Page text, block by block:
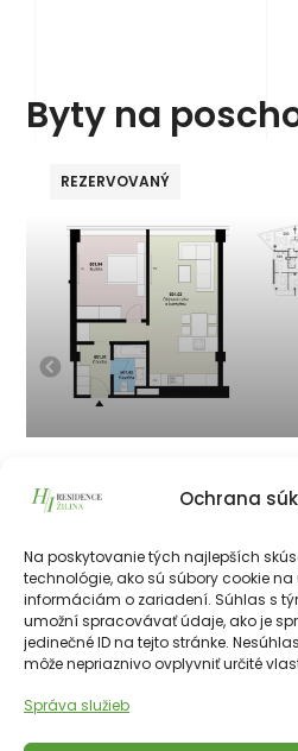
Ochrana
Na poskytovanie tých najlepších
technológie, ako sú súbory cookie
informáciám o zariadení. Súhlas s
umožní spracovávať údaje, ako je
jedinečné ID na tejto stránke.
môže nepriaznivo ovplyvniť určité
Správa služieb
Byty na
REZERVOVANÝ
601
216 207
55.50 m² 2 6 NP SV